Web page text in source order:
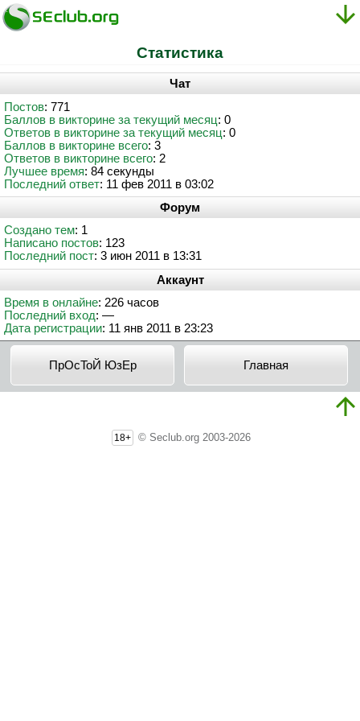
Статистика
Чат
Постов: 771
Баллов в викторине за текущий месяц: 0
Ответов в викторине за текущий месяц: 0
Баллов в викторине всего: 3
Ответов в викторине всего: 2
Лучшее время: 84 секунды
Последний ответ: 11 фев 2011 в 03:02
Форум
Создано тем: 1
Написано постов: 123
Последний пост: 3 июн 2011 в 13:31
Аккаунт
Время в онлайне: 226 часов
Последний вход: —
Дата регистрации: 11 янв 2011 в 23:23
ПpOcToЙ ЮзEp Главная
18+ © Seclub.org 2003-2026